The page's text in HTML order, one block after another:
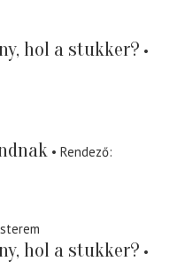
hol a stukker?
Rendező
hol a stukker?